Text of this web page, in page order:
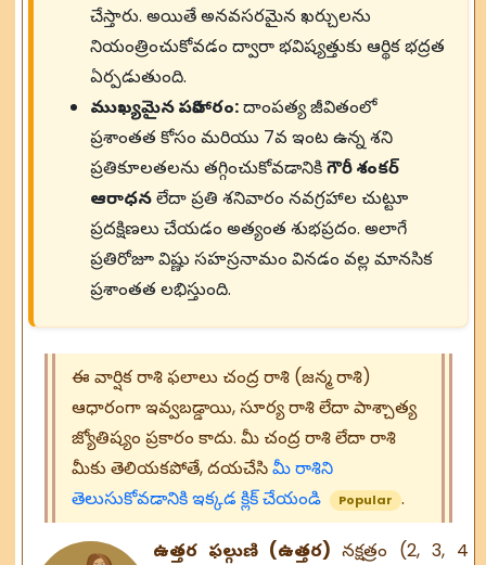
చేస్తారు. అయితే అనవసరమైన ఖర్చులను
నియంత్రించుకోవడం ద్వారా భవిష్యత్తుకు ఆర్థిక భద్రత
ఏర్పడుతుంది.
ముఖ్యమైన పరిహారం:దాంపత్య జీవితంలో
ప్రశాంతత కోసం మరియు 7వ ఇంట ఉన్న శని
ప్రతికూలతలను తగ్గించుకోవడానికిగౌరీ శంకర్
ఆరాధనలేదా ప్రతి శనివారం నవగ్రహాల చుట్టూ
ప్రదక్షిణలు చేయడం అత్యంత శుభప్రదం. అలాగే
ప్రతిరోజూ విష్ణు సహస్రనామం వినడం వల్ల మానసిక
ప్రశాంతత లభిస్తుంది.
ఈ వార్షిక రాశి ఫలాలు చంద్ర రాశి (జన్మ రాశి)
ఆధారంగా ఇవ్వబడ్డాయి, సూర్య రాశి లేదా పాశ్చాత్య
జ్యోతిష్యం ప్రకారం కాదు. మీ చంద్ర రాశి లేదా రాశి
మీకు తెలియకపోతే, దయచేసిమీ రాశిని
తెలుసుకోవడానికి ఇక్కడ క్లిక్ చేయండి
Popular .
ఉత్తర ఫల్గుణి (ఉత్తర) నక్షత్రం (2, 3, 4